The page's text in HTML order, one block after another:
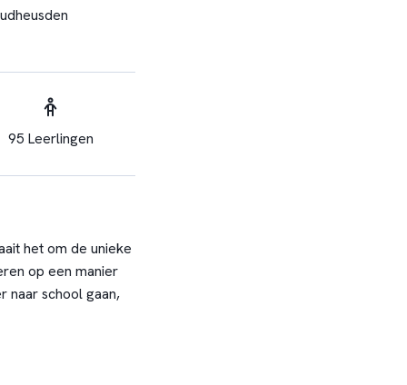
95 Leerlingen
het om de unieke
op een manier
naar school gaan,